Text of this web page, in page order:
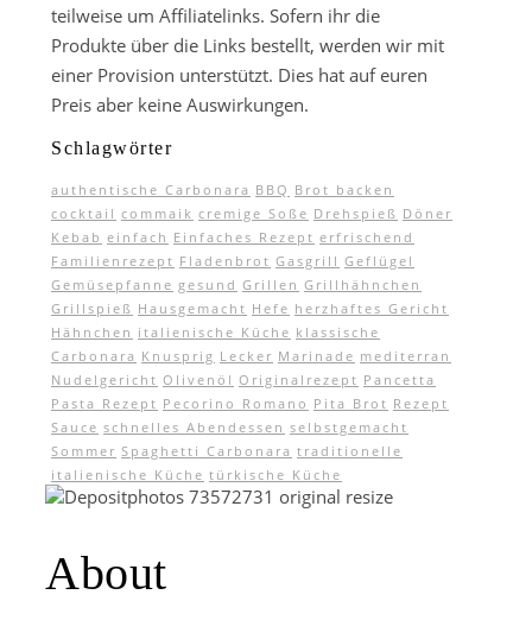
teilweise um Affiliatelinks. Sofern ihr die
Produkte über die Links bestellt, werden wir mit
einer Provision unterstützt. Dies hat auf euren
Preis aber keine Auswirkungen.
Schlagwörter
authentische Carbonara BBQ Brot backen
cocktail commaik cremige Soße Drehspieß Döner
Kebab einfach Einfaches Rezept erfrischend
Familienrezept Fladenbrot Gasgrill Geflügel
Gemüsepfanne gesund Grillen Grillhähnchen
Grillspieß Hausgemacht Hefe herzhaftes Gericht
Hähnchen italienische Küche klassische
Carbonara Knusprig Lecker Marinade mediterran
Nudelgericht Olivenöl Originalrezept Pancetta
Pasta Rezept Pecorino Romano Pita Brot Rezept
Sauce schnelles Abendessen selbstgemacht
Sommer Spaghetti Carbonara traditionelle
italienische Küche türkische Küche
About